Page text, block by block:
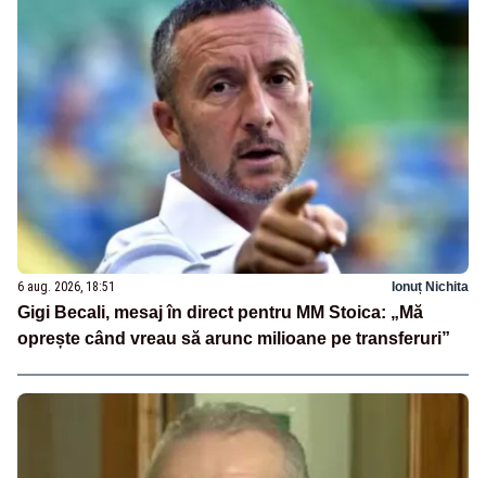
6 aug. 2026, 18:51 Ionuț Nichita
Gigi Becali, mesaj în direct pentru MM Stoica: „Mă
oprește când vreau să arunc milioane pe transferuri”